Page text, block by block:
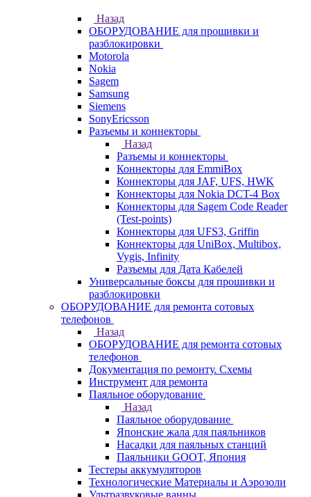
Назад
ОБОРУДОВАНИЕ для прошивки и
разблокировки
Motorola
Nokia
Sagem
Samsung
Siemens
SonyEricsson
Разъемы и коннекторы
Назад
Разъемы и коннекторы
Коннекторы для EmmiBox
Коннекторы для JAF, UFS, HWK
Коннекторы для Nokia DCT-4 Box
Коннекторы для Sagem Code Reader
(Test-points)
Коннекторы для UFS3, Griffin
Коннекторы для UniBox, Multibox,
Vygis, Infinity
Разъемы для Дата Кабелей
Универсальные боксы для прошивки и
разблокировки
ОБОРУДОВАНИЕ для ремонта сотовых
телефонов
Назад
ОБОРУДОВАНИЕ для ремонта сотовых
телефонов
Документация по ремонту. Схемы
Инструмент для ремонта
Паяльное оборудование
Назад
Паяльное оборудование
Японские жала для паяльников
Насадки для паяльных станций
Паяльники GOOT, Япония
Тестеры аккумуляторов
Технологические Материалы и Аэрозоли
Ультразвуковые ванны